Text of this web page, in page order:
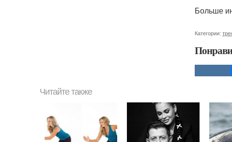
Больше
Категории:
Читайте также